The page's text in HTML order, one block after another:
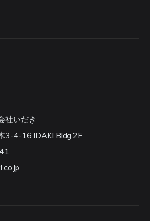
社いだき
3-4-16 IDAKI Bldg.2F